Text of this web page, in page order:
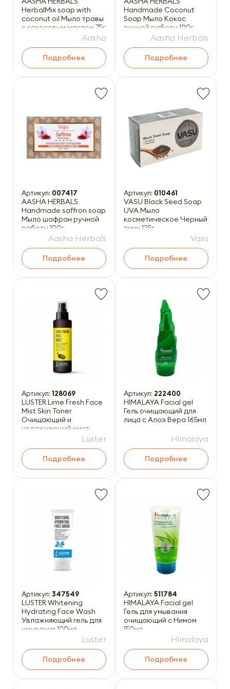
HerbalMix soap with
coconut oil Мыло травы
с кокосовым маслом 75г
Aasha
Подробнее
Handmade Coconut
Soap Мыло Кокос
ручной работы 100г
Aasha Herbals
Подробнее
Артикул: 007417
AASHA HERBALS
Handmade saffron soap
Мыло шафран ручной
работы 100г
Aasha Herbals
Подробнее
Артикул: 010461
VASU Black Seed Soap
UVA Мыло
косметическое Черный
тмин 125г
Vasu
Подробнее
Артикул: 128069
LUSTER Lime Fresh Face
Mist Skin Toner
Очищающий и
увлажняющий мист-
Luster
Подробнее
Артикул: 222400
HIMALAYA Facial gel
Гель очищающий для
лица с Алоэ Вера 165мл
Himalaya
Подробнее
Артикул: 347549
LUSTER Whitening
Hydrating Face Wash
Увлажняющий гель для
умывания 100мл
Luster
Подробнее
Артикул: 511784
HIMALAYA Facial gel
Гель для умывания
очищающий с Нимом
150мл
Himalaya
Подробнее